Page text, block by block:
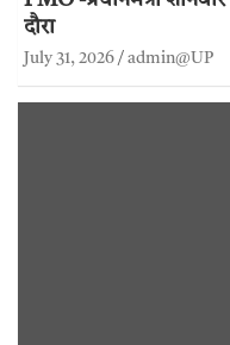
दौरा
July 31, 2026 admin@UP